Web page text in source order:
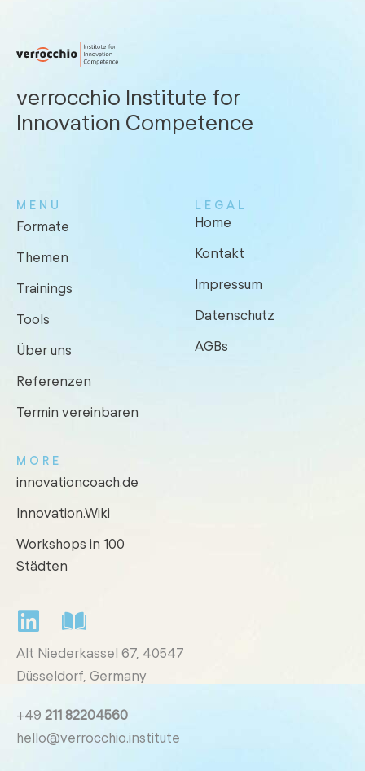
verrocchio Institute for
Innovation Competence
MENU
Formate
Themen
Trainings
Tools
Über uns
Referenzen
Termin vereinbaren
LEGAL
Home
Kontakt
Impressum
Datenschutz
AGBs
MORE
innovationcoach.de
Innovation.Wiki
Workshops in 100
Städten
Alt Niederkassel 67, 40547
Düsseldorf, Germany
+49 211 82204560
hello@verrocchio.institute